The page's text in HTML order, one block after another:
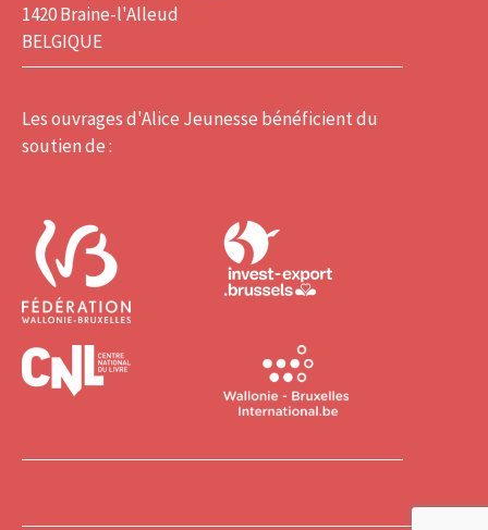
1420 Braine-l'Alleud
BELGIQUE
Les ouvrages d'Alice Jeunesse bénéficient du
soutien de :